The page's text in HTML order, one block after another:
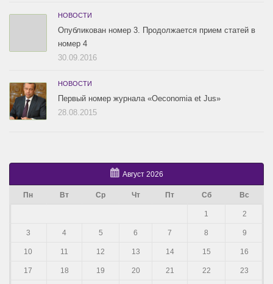
НОВОСТИ
Опубликован номер 3. Продолжается прием статей в
номер 4
30.09.2016
НОВОСТИ
Первый номер журнала «Oeconomia et Jus»
28.08.2015
Август 2026
Пн Вт Ср Чт Пт Сб Вс
1 2
3 4 5 6 7 8 9
10 11 12 13 14 15 16
17 18 19 20 21 22 23